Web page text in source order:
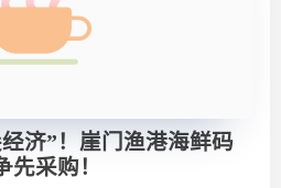
济”！崖门渔港海鲜码
采购！